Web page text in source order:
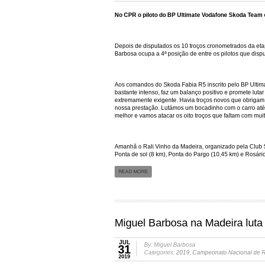
No CPR o piloto do BP Ultimate Vodafone Skoda Team
Depois de disputados os 10 troços cronometrados da
Barbosa ocupa a 4ª posição de entre os pilotos que
Aos comandos do Skoda Fabia R5 inscrito pelo BP
bastante intenso, faz um balanço positivo e promete
extremamente exigente. Havia troços novos que
nossa prestação. Lutámos um bocadinho com o carro
melhor e vamos atacar os oito troços que faltam com
Amanhã o Rali Vinho da Madeira, organizado pela
Ponta de sol (8 km), Ponta do Pargo (10,45 km) e
READ MORE
Miguel Barbosa na Madeira
JUL
31
2019
By: Miguel Barbosa
Categories: 2019, Campeonato Nacional de